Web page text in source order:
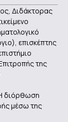
Διδάκτορας
επισκέπτης
της
διόρθωση
μέσω της